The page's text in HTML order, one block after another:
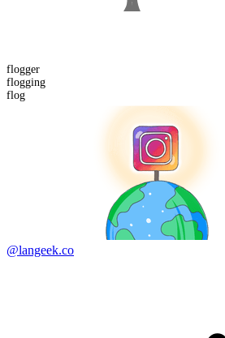
flogger
flogging
flog
@langeek.co